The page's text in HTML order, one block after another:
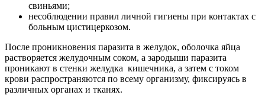
свиньями;
несоблюдении правил личной гигиены при контактах с
больным цистицеркозом.
После проникновения паразита в желудок, оболочка яйца
растворяется желудочным соком, а зародыши паразита
проникают в стенки желудка кишечника, а затем с током
крови распространяются по всему организму, фиксируясь в
различных органах и тканях.